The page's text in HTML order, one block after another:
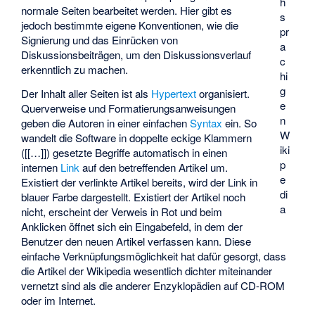
s
pr
a
c
hi
g
e
n
W
iki
p
e
di
a
normale Seiten bearbeitet werden. Hier gibt es
jedoch bestimmte eigene Konventionen, wie die
Signierung und das Einrücken von
Diskussionsbeiträgen, um den Diskussionsverlauf
erkenntlich zu machen.
Der Inhalt aller Seiten ist als Hypertextorganisiert.
Querverweise und Formatierungsanweisungen
geben die Autoren in einer einfachenSyntax ein. So
wandelt die Software in doppelte eckige Klammern
([[…]]) gesetzte Begriffe automatisch in einen
internen Linkauf den betreffenden Artikel um.
Existiert der verlinkte Artikel bereits, wird der Link in
blauer Farbe dargestellt. Existiert der Artikel noch
nicht, erscheint der Verweis in Rot und beim
Anklicken öffnet sich ein Eingabefeld, in dem der
Benutzer den neuen Artikel verfassen kann. Diese
einfache Verknüpfungsmöglichkeit hat dafür gesorgt, dass
die Artikel der Wikipedia wesentlich dichter miteinander
vernetzt sind als die anderer Enzyklopädien auf CD-ROM
oder im Internet.